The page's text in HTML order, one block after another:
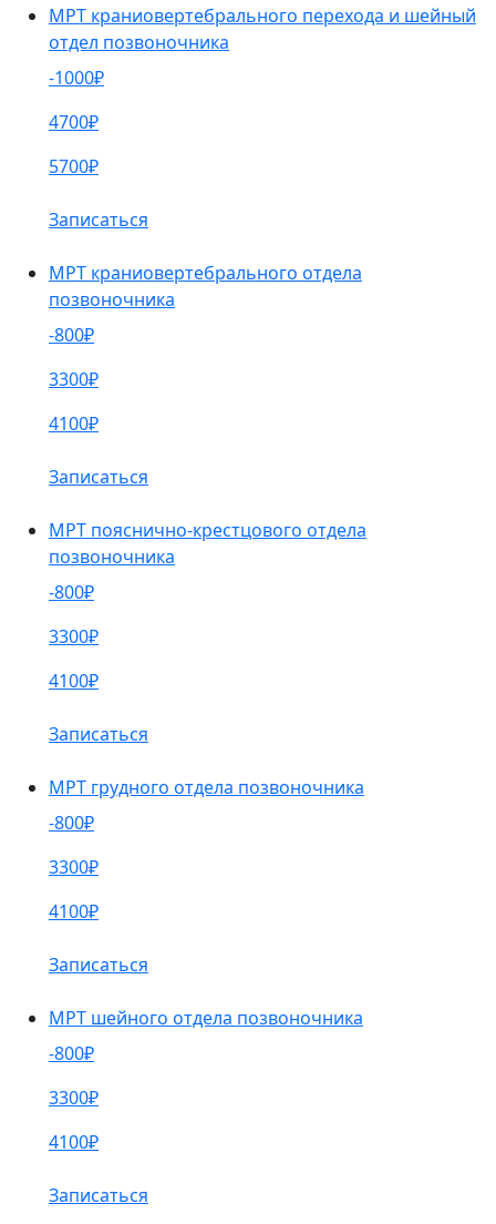
МРТ краниовертебрального перехода и шейный
отдел позвоночника
-1000₽
4700₽
5700₽
Записаться
МРТ краниовертебрального отдела
позвоночника
-800₽
3300₽
4100₽
Записаться
МРТ пояснично-крестцового отдела
позвоночника
-800₽
3300₽
4100₽
Записаться
МРТ грудного отдела позвоночника
-800₽
3300₽
4100₽
Записаться
МРТ шейного отдела позвоночника
-800₽
3300₽
4100₽
Записаться